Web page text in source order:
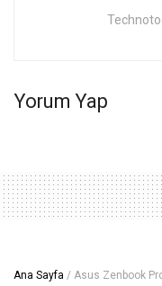
Yorum Yap
Ana Sayfa / Asus Zenbook